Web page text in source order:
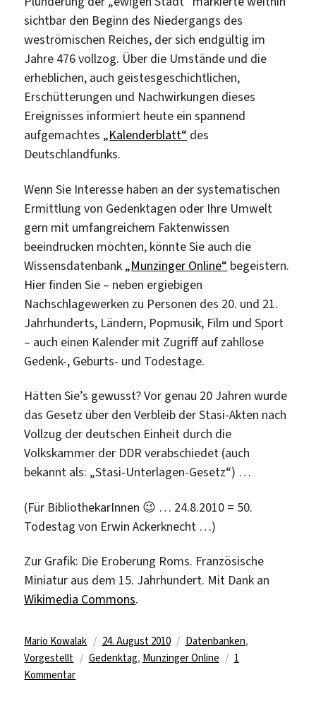
sichtbar den Beginn des Niedergangs des
weströmischen Reiches, der sich endgültig im
Jahre 476 vollzog. Über die Umstände und die
erheblichen, auch geistesgeschichtlichen,
Erschütterungen und Nachwirkungen dieses
Ereignisses informiert heute ein spannend
aufgemachtes „Kalenderblatt“ des
Deutschlandfunks.
Wenn Sie Interesse haben an der systematischen
Ermittlung von Gedenktagen oder Ihre Umwelt
gern mit umfangreichem Faktenwissen
beeindrucken möchten, könnte Sie auch die
Wissensdatenbank „Munzinger Online“ begeistern.
Hier finden Sie – neben ergiebigen
Nachschlagewerken zu Personen des 20. und 21.
Jahrhunderts, Ländern, Popmusik, Film und Sport
– auch einen Kalender mit Zugriff auf zahllose
Gedenk-, Geburts- und Todestage.
Hätten Sie’s gewusst? Vor genau 20 Jahren wurde
das Gesetz über den Verbleib der Stasi-Akten nach
Vollzug der deutschen Einheit durch die
Volkskammer der DDR verabschiedet (auch
bekannt als: „Stasi-Unterlagen-Gesetz“) …
(Für BibliothekarInnen 😉 … 24.8.2010 = 50.
Todestag von Erwin Ackerknecht …)
Zur Grafik: Die Eroberung Roms. Französische
Miniatur aus dem 15. Jahrhundert. Mit Dank an
Wikimedia Commons.
Autor
Mario Kowalak
Veröffentlicht
am
24. August 2010 Kategorien
Datenbanken,
Vorgestellt
Schlagwörter
Gedenktag, Munzinger Online
1
Kommentarzu